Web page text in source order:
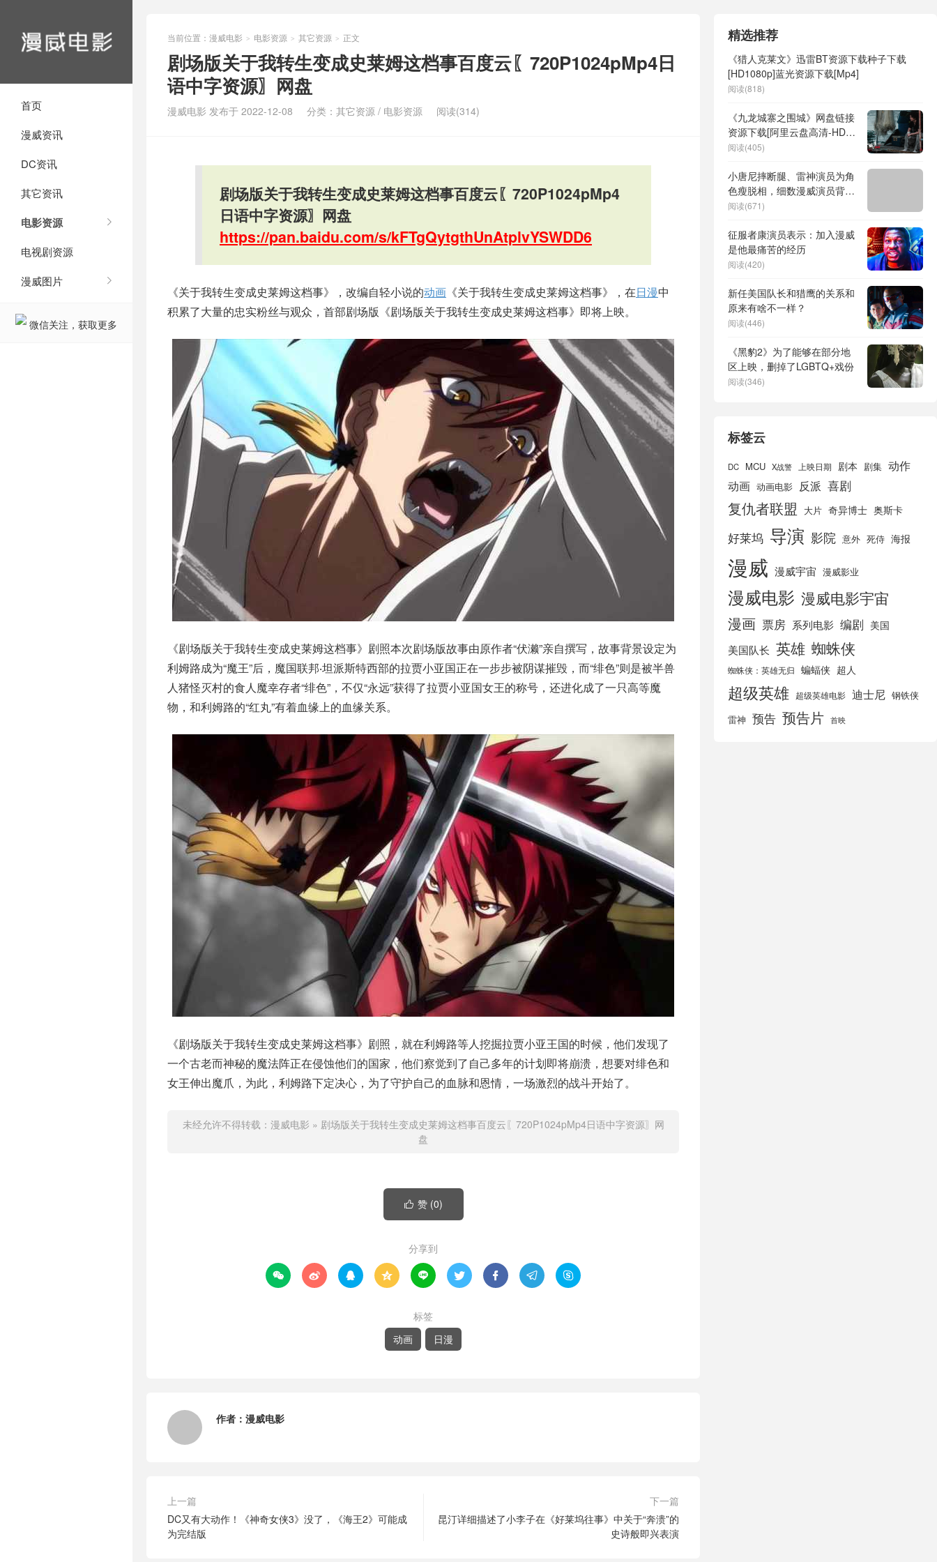
首页
漫威资讯
DC资讯
其它资讯
电影资源
电视剧资源
漫威图片
微信关注，获取更多
当前位置： 漫威电影 > 电影资源 > 其它资源 > 正文
剧场版关于我转生变成史莱姆这档事百度云〖720P1024pMp4日
语中字资源〗网盘
漫威电影 发布于 2022-12-08 分类： 其它资源 / 电影资源 阅读(314)
剧场版关于我转生变成史莱姆这档事百度云〖720P1024pMp4
日语中字资源〗网盘
https://pan.baidu.com/s/kFTgQytgthUnAtplvYSWDD6
《关于我转生变成史莱姆这档事》，改编自轻小说的动画 《关于我转生变成史莱姆这档事》，在日漫中
积累了大量的忠实粉丝与观众，首部剧场版《剧场版关于我转生变成史莱姆这档事》即将上映。
《剧场版关于我转生变成史莱姆这档事》剧照本次剧场版故事由原作者“伏濑”亲自撰写，故事背景设定为
利姆路成为“魔王”后，魔国联邦‧坦派斯特西部的拉贾小亚国正在一步步被阴谋摧毁，而“绯色”则是被半兽
人猪怪灭村的食人魔幸存者“绯色”，不仅“永远”获得了拉贾小亚国女王的称号，还进化成了一只高等魔
物，和利姆路的“红丸”有着血缘上的血缘关系。
《剧场版关于我转生变成史莱姆这档事》剧照，就在利姆路等人挖掘拉贾小亚王国的时候，他们发现了
一个古老而神秘的魔法阵正在侵蚀他们的国家，他们察觉到了自己多年的计划即将崩溃，想要对绯色和
女王伸出魔爪，为此，利姆路下定决心，为了守护自己的血脉和恩情，一场激烈的战斗开始了。
未经允许不得转载： 漫威电影 » 剧场版关于我转生变成史莱姆这档事百度云〖720P1024pMp4日语中字资源〗网
盘
 赞 (0)
分享到
        
标签
动画
日漫
作者： 漫威电影
上一篇
DC又有大动作！《神奇女侠3》没了，《海王2》可能成
为完结版
下一篇
昆汀详细描述了小李子在《好莱坞往事》中关于“奔溃”的
史诗般即兴表演
精选推荐
《猎人克莱文》迅雷BT资源下载种子下载
[HD1080p]蓝光资源下载[Mp4]
阅读(818)
《九龙城寨之围城》网盘链接
资源下载[阿里云盘高清-HD]
免费在线观看地址
阅读(405)
小唐尼摔断腿、雷神演员为角
色瘦脱相，细数漫威演员背后
有多拼！
阅读(671)
征服者康演员表示：加入漫威
是他最痛苦的经历
阅读(420)
新任美国队长和猎鹰的关系和
原来有啥不一样？
阅读(446)
《黑豹2》为了能够在部分地
区上映，删掉了LGBTQ+戏份
阅读(346)
标签云
DC MCU X战警 上映日期 剧本 剧集 动作
动画 动画电影 反派 喜剧
复仇者联盟 大片 奇异博士 奥斯卡
好莱坞 导演 影院 意外 死侍 海报
漫威 漫威宇宙 漫威影业
漫威电影 漫威电影宇宙
漫画 票房 系列电影 编剧 美国
美国队长 英雄 蜘蛛侠
蜘蛛侠：英雄无归 蝙蝠侠 超人
超级英雄 超级英雄电影 迪士尼 钢铁侠
雷神 预告 预告片 首映